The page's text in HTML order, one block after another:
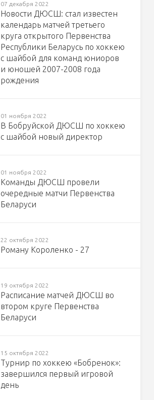
07 декабря 2022
Новости ДЮСШ: стал известен
календарь матчей третьего
круга открытого Первенства
Республики Беларусь по хоккею
с шайбой для команд юниоров
и юношей 2007-2008 года
рождения
01 ноября 2022
В Бобруйской ДЮСШ по хоккею
с шайбой новый директор
01 ноября 2022
Команды ДЮСШ провели
очередные матчи Первенства
Беларуси
22 октября 2022
Роману Короленко - 27
19 октября 2022
Расписание матчей ДЮСШ во
втором круге Первенства
Беларуси
15 октября 2022
Турнир по хоккею «Бобренок»:
завершился первый игровой
день